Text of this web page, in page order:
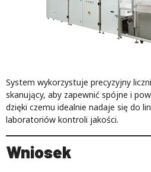
System wykorzystuje precyzyjny
skanujący, aby zapewnić spójne i
dzięki czemu idealnie nadaje się do
laboratoriów kontroli jakości.
Wniosek